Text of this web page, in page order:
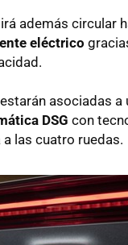
además circular
eléctrico
asociadas a
DSG con
las cuatro ruedas.